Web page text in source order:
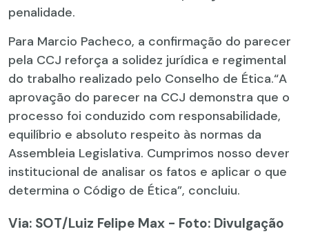
penalidade.
Para Marcio Pacheco, a confirmação do parecer
pela CCJ reforça a solidez jurídica e regimental
do trabalho realizado pelo Conselho de Ética.“A
aprovação do parecer na CCJ demonstra que o
processo foi conduzido com responsabilidade,
equilíbrio e absoluto respeito às normas da
Assembleia Legislativa. Cumprimos nosso dever
institucional de analisar os fatos e aplicar o que
determina o Código de Ética”, concluiu.
Via: SOT/Luiz Felipe Max - Foto: Divulgação